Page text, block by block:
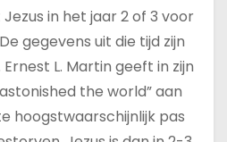
in het jaar 2 of 3 voor
gegevens uit die tijd zijn
L. Martin geeft in zijn
the world” aan
hoogstwaarschijnlijk pas